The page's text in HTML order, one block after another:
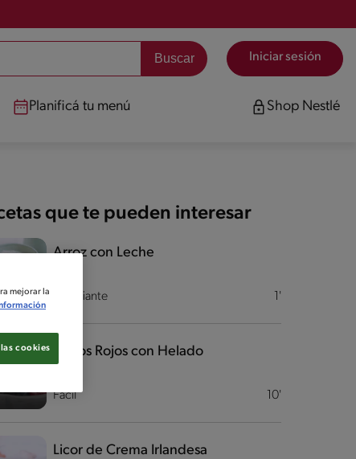
Iniciar sesión
Planificá tu menú Shop Nestlé
que te pueden interesar
Desafiante 1'
Arroz con Leche
Fácil 10'
Frutos Rojos con Helado
Licor de Crema Irlandesa
mejorar la
cookies